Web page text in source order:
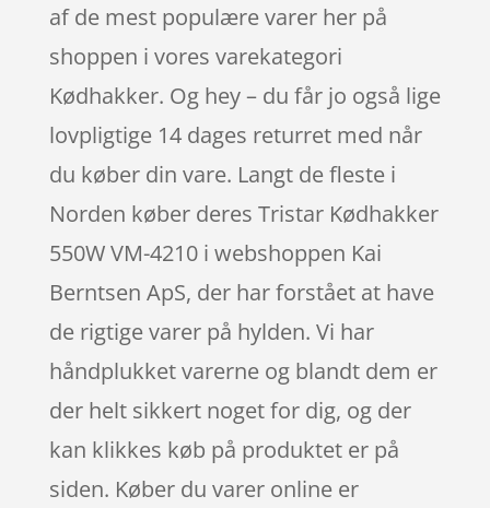
af de mest populære varer her på
shoppen i vores varekategori
Kødhakker. Og hey – du får jo også lige
lovpligtige 14 dages returret med når
du køber din vare. Langt de fleste i
Norden køber deres Tristar Kødhakker
550W VM-4210 i webshoppen Kai
Berntsen ApS, der har forstået at have
de rigtige varer på hylden. Vi har
håndplukket varerne og blandt dem er
der helt sikkert noget for dig, og der
kan klikkes køb på produktet er på
siden. Køber du varer online er